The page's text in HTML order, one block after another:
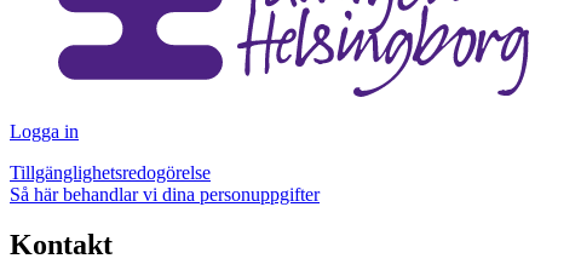
Logga in
Tillgänglighetsredogörelse
Så här behandlar vi dina personuppgifter
Kontakt